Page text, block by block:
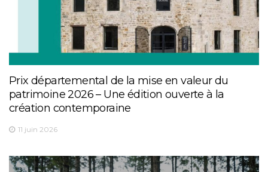
Prix départemental de la mise en valeur du
patrimoine 2026 – Une édition ouverte à la
création contemporaine
11 juin 2026